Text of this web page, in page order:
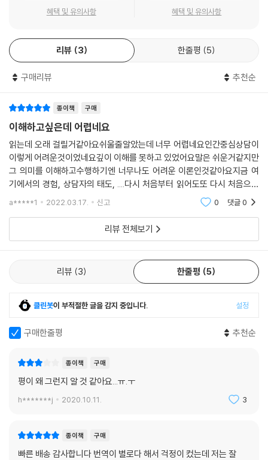
혜택 및 유의사항 혜택 및 유의사항
리뷰 3 한줄평 5
구매리뷰 추천순
종이책 구매
이해하고싶은데 어렵네요
읽는데 오래 걸릴거같아요쉬울줄알았는데 너무 어렵네요인간중심상담이
이렇게 어려운것이었네요깊이 이해를 못하고 있었어요말은 쉬운거같지만
그 의미를 이해하고수행하기엔 너무나도 어려운 이론인것같아요지금 여
기에서의 경험, 상담자의 태도, ....다시 처음부터 읽어도또 다시 처음으로
돌아가야하는..끝까지 읽을수있기를 바래봅니다~^^
a*****1 2022.03.17. 신고 0 댓글0
리뷰 전체보기
리뷰 3 한줄평 5
클린봇이 부적절한 글을 감지 중입니다. 설정
구매한줄평 추천순
종이책 구매
평이 왜 그런지 알 것 같아요...ㅠ.ㅜ
h*******j 2020.10.11. 3
종이책 구매
빠른 배송 감사합니다 번역이 별로다 해서 걱정이 컸는데 저는 잘